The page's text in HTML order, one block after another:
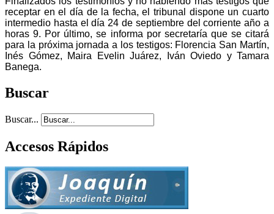
receptar en el día de la fecha, el tribunal dispone un cuarto
intermedio hasta el día 24 de septiembre del corriente año a
horas 9. Por último, se informa por secretaría que se citará
para la próxima jornada a los testigos: Florencia San Martín,
Inés Gómez, Maira Evelin Juárez, Iván Oviedo y Tamara
Banega.
Buscar
Buscar...
Accesos Rápidos